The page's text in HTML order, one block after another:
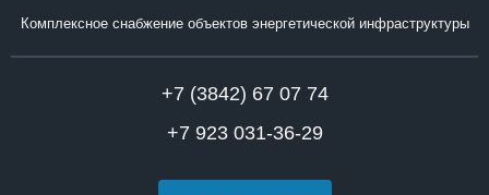
Комплексное снабжение объектов энергетической инфраструктуры
+7 (3842) 67 07 74
+7 923 031-36-29